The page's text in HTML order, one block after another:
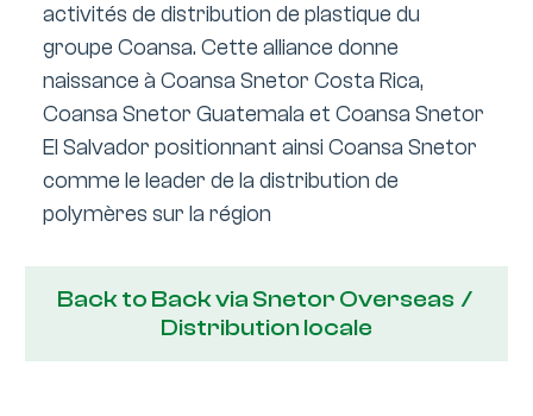
activités de distribution de plastique du
groupe Coansa. Cette alliance donne
naissance à Coansa Snetor Costa Rica,
Coansa Snetor Guatemala et Coansa Snetor
El Salvador positionnant ainsi Coansa Snetor
comme le leader de la distribution de
polymères sur la région
Back to Back via Snetor Overseas /
Distribution locale